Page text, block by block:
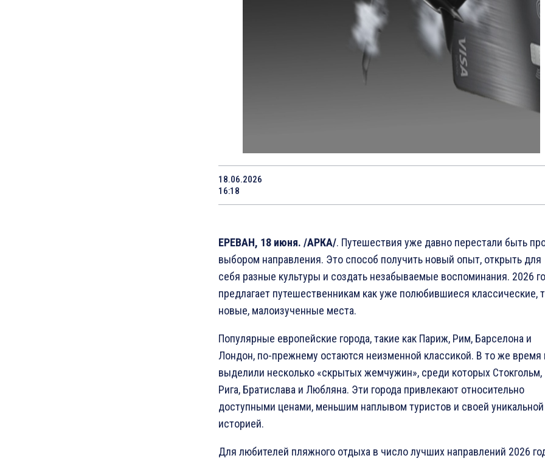
18.06.2026
16:18
ЕРЕВАН, 18 июня. /АРКА/. Путешествия уже давно перестали быть
выбором направления. Это способ получить новый опыт, открыть для
себя разные культуры и создать незабываемые воспоминания. 2026
предлагает путешественникам как уже полюбившиеся классические,
новые, малоизученные места.
Популярные европейские города, такие как Париж, Рим, Барселона и
Лондон, по-прежнему остаются неизменной классикой. В то же
выделили несколько «скрытых жемчужин», среди которых Стокгольм,
Рига, Братислава и Любляна. Эти города привлекают относительно
доступными ценами, меньшим наплывом туристов и своей уникальной
историей.
Для любителей пляжного отдыха в число лучших направлений 2026